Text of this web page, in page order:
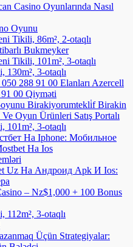
Casino Oyunlarında Nasıl
Oyunu
Tikili, 86m², 2-otaqlı
Bukmeyker
Tikili, 101m², 3-otaqlı
130m², 3-otaqlı
288 91 00 Elanları Azercell
00 Qiyməti
Birakiyorumtekli̇f Birakin
Oyun Ürünleri Satış Portalı
101m², 3-otaqlı
На Iphone: Мобильное
На Ios
Uz На Андроид Apk И Ios:
– Nz$1,000 + 100 Bonus
112m², 3-otaqlı
Üçün Strategiyalar: